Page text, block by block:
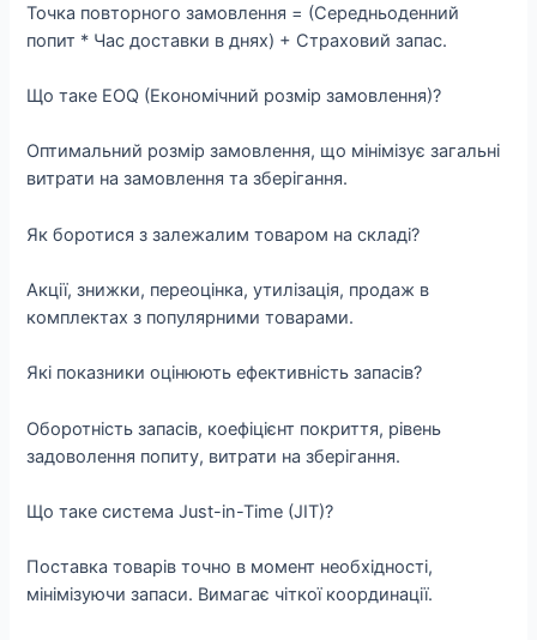
Точка повторного замовлення = (Середньоденний
попит * Час доставки в днях) + Страховий запас.
Що таке EOQ (Економічний розмір замовлення)?
Оптимальний розмір замовлення, що мінімізує загальні
витрати на замовлення та зберігання.
Як боротися з залежалим товаром на складі?
Акції, знижки, переоцінка, утилізація, продаж в
комплектах з популярними товарами.
Які показники оцінюють ефективність запасів?
Оборотність запасів, коефіцієнт покриття, рівень
задоволення попиту, витрати на зберігання.
Що таке система Just-in-Time (JIT)?
Поставка товарів точно в момент необхідності,
мінімізуючи запаси. Вимагає чіткої координації.